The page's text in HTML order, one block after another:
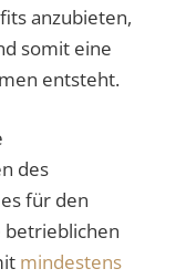
anzubieten,
somit eine
entsteht.
des
für den
betrieblichen
mindestens